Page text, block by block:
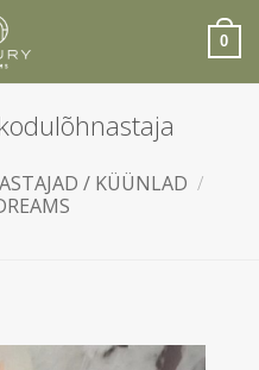
0
/ KÜÜNLAD /